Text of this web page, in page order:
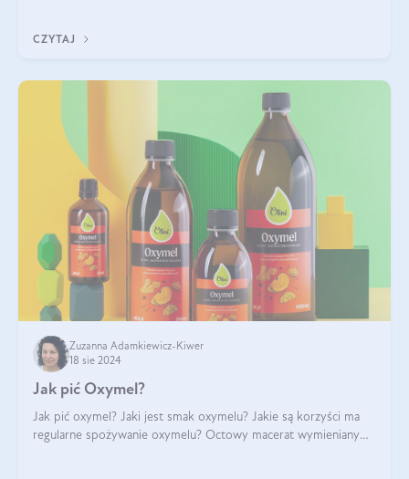
CZYTAJ
Zuzanna Adamkiewicz-Kiwer
18 sie 2024
Jak pić Oxymel?
Jak pić oxymel? Jaki jest smak oxymelu? Jakie są korzyści ma
regularne spożywanie oxymelu? Octowy macerat wymieniany